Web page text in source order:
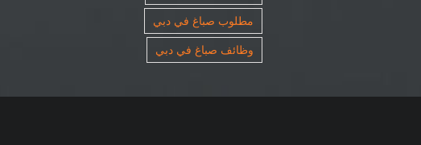
مطلوب صباغ في دبي
وظائف صباغ في دبي